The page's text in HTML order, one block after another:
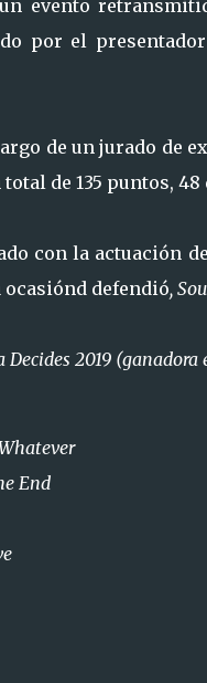
evento
por el
de un jurado de
de 135 puntos,
con la actuación
ocasiónd defendió,
2019 (ganadora
End